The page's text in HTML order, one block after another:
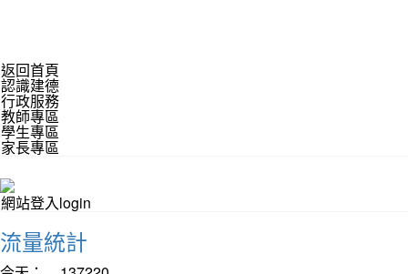
返回首頁
認識建德
行政服務
教師專區
學生專區
家長專區
網站登入login
流量統計